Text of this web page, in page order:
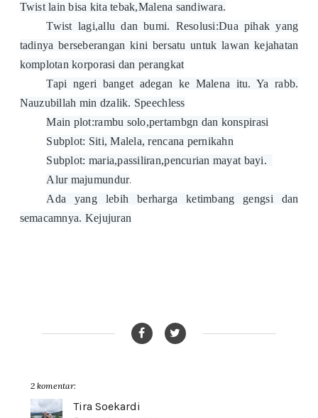
Twist lain bisa kita tebak,Malena sandiwara.
Twist lagi,allu dan bumi. Resolusi:Dua pihak yang
tadinya berseberangan kini bersatu untuk lawan kejahatan
komplotan korporasi dan perangkat
Tapi ngeri banget adegan ke Malena itu. Ya rabb.
Nauzubillah min dzalik. Speechless
Main plot:rambu solo,pertambgn dan konspirasi
Subplot: Siti, Malela, rencana pernikahn
Subplot: maria,passiliran,pencurian mayat bayi.
Alur majumundur.
Ada yang lebih berharga ketimbang gengsi dan
semacamnya. Kejujuran
2 komentar:
Tira Soekardi